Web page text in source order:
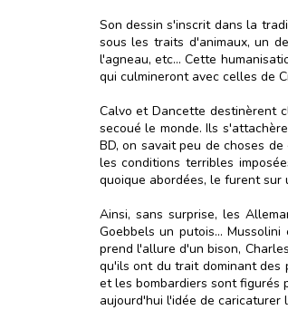
Son dessin s'inscrit dans la
sous les traits d'animaux, un
l'agneau, etc... Cette
qui culmineront avec celles de
Calvo et Dancette destinèrent
secoué le monde. Ils
BD, on savait peu de choses
les conditions terribles
quoique abordées, le furent
Ainsi, sans surprise, les
Goebbels un putois...
prend l'allure d'un bison,
qu'ils ont du trait dominant des
et les bombardiers sont figurés
aujourd'hui l'idée de